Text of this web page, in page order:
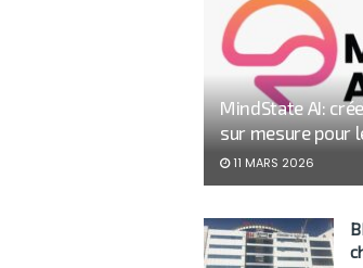
MindState AI:
sur mesure pour
11 MARS 2026